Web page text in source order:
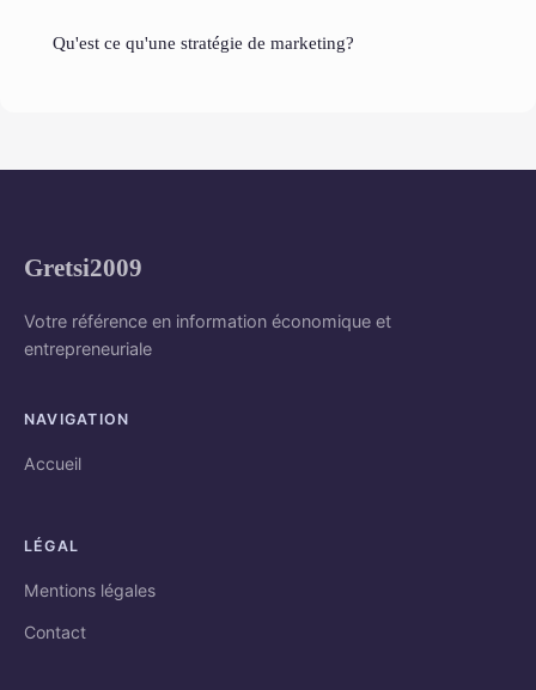
Qu'est ce qu'une stratégie de marketing?
Gretsi2009
Votre référence en information économique et
entrepreneuriale
NAVIGATION
Accueil
LÉGAL
Mentions légales
Contact